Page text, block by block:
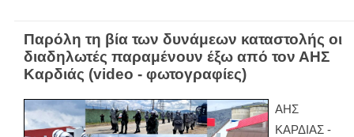
Παρόλη τη βία των δυνάμεων καταστολής οι
διαδηλωτές παραμένουν έξω από τον ΑΗΣ
Καρδιάς (video - φωτογραφίες)
ΑΗΣ
ΚΑΡΔΙΑΣ -